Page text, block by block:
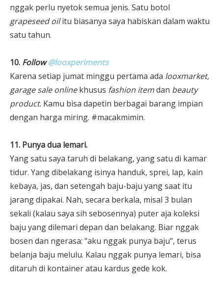
nggak perlu nyetok semua jenis. Satu botol
grapeseed oilitu biasanya saya habiskan dalam waktu
satu tahun.
10. Follow@looxperiments
Karena setiap jumat minggu pertama ada looxmarket,
garage sale onlinekhusus fashion itemdan beauty
product. Kamu bisa dapetin berbagai barang impian
dengan harga miring. #macakmimin.
11. Punya dua lemari.
Yang satu saya taruh di belakang, yang satu di kamar
tidur. Yang dibelakang isinya handuk, sprei, lap, kain
kebaya, jas, dan setengah baju-baju yang saat itu
jarang dipakai. Nah, secara berkala, misal 3 bulan
sekali (kalau saya sih sebosennya) puter aja koleksi
baju yang dilemari depan dan belakang. Biar nggak
bosen dan ngerasa: "aku nggak punya baju", terus
belanja baju melulu. Kalau nggak punya lemari, bisa
ditaruh di kontainer atau kardus gede kok.